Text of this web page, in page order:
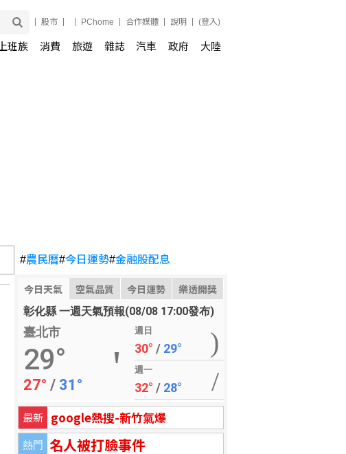
股市 PChome 合作媒體 說明 (登入)
上班族 消費 旅遊 雜誌 汽車 政府 大陸
#農民曆#今日運勢#金融股配息
今日天氣 空氣品質 今日運勢 樂透開獎
彰化縣 一週天氣預報(08/08 17:00發布)
臺北市
29°
27° / 31°
週日
30° / 29°
週一
32° / 28°
最新 google熱搜-新竹氣爆
熱門 名人被打臉事件